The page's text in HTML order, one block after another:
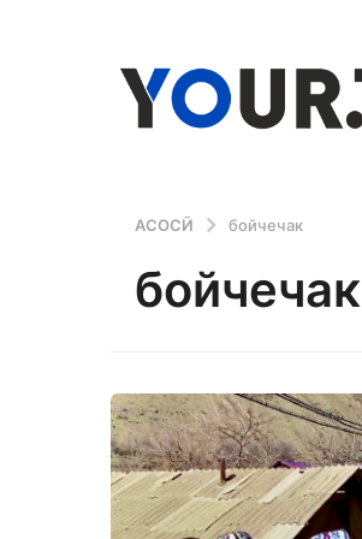
АСОСӢ бойчечак
бойчечак